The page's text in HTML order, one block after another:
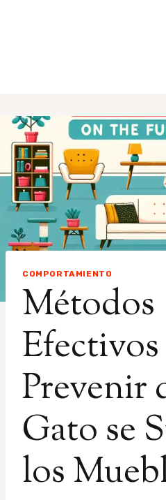
COMPORTAMIENTO
Métodos
Prevenir
Gato se
los